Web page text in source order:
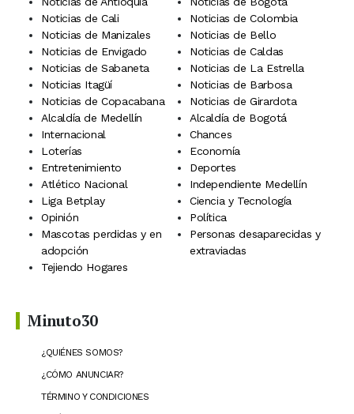
Noticias de Cali
Noticias de Colombia
Noticias de Manizales
Noticias de Bello
Noticias de Envigado
Noticias de Caldas
Noticias de Sabaneta
Noticias de La Estrella
Noticias Itagüí
Noticias de Barbosa
Noticias de Copacabana
Noticias de Girardota
Alcaldía de Medellín
Alcaldía de Bogotá
Internacional
Chances
Loterías
Economía
Entretenimiento
Deportes
Atlético Nacional
Independiente Medellín
Liga Betplay
Ciencia y Tecnología
Opinión
Política
Mascotas perdidas y en
adopción
Personas desaparecidas y
extraviadas
Tejiendo Hogares
Minuto30
¿QUIÉNES SOMOS?
¿CÓMO ANUNCIAR?
TÉRMINO Y CONDICIONES